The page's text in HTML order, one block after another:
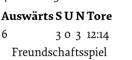
AuswärtsSUNTore
6 3 0 3 12:14
Freundschaftsspiel